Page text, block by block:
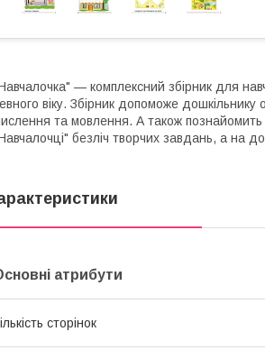
— комплексний збірник для
віку. Збірник допоможе
та мовлення. А також
безліч творчих завдань, а на
атрибути
сторінок